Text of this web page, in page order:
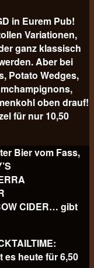
in Eurem Pub!
Variationen,
ganz klassisch
Aber bei
Potato Wedges,
oben drauf!
für nur 10,50
Bier vom Fass,
CIDER… gibt
es heute für6,50